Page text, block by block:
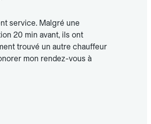
service. Malgré une
20 min avant, ils ont
trouvé un autre chauffeur
mon rendez-vous à